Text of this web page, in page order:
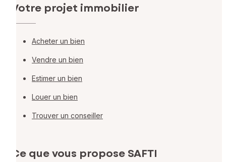
Votre projet immobilier
Acheter un bien
Vendre un bien
Estimer un bien
Louer un bien
Trouver un conseiller
Ce que vous propose SAFTI